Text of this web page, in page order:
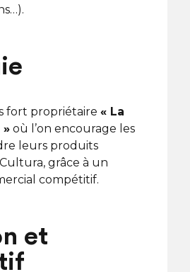
fort propriétaire « La
» où l’on encourage les
leurs produits
grâce à un
compétitif.
et